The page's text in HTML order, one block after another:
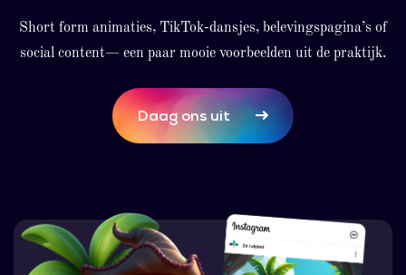
Short form animaties, TikTok-dansjes, belevingspagina’s of
social content— een paar mooie voorbeelden uit de praktijk.
Daag ons uit